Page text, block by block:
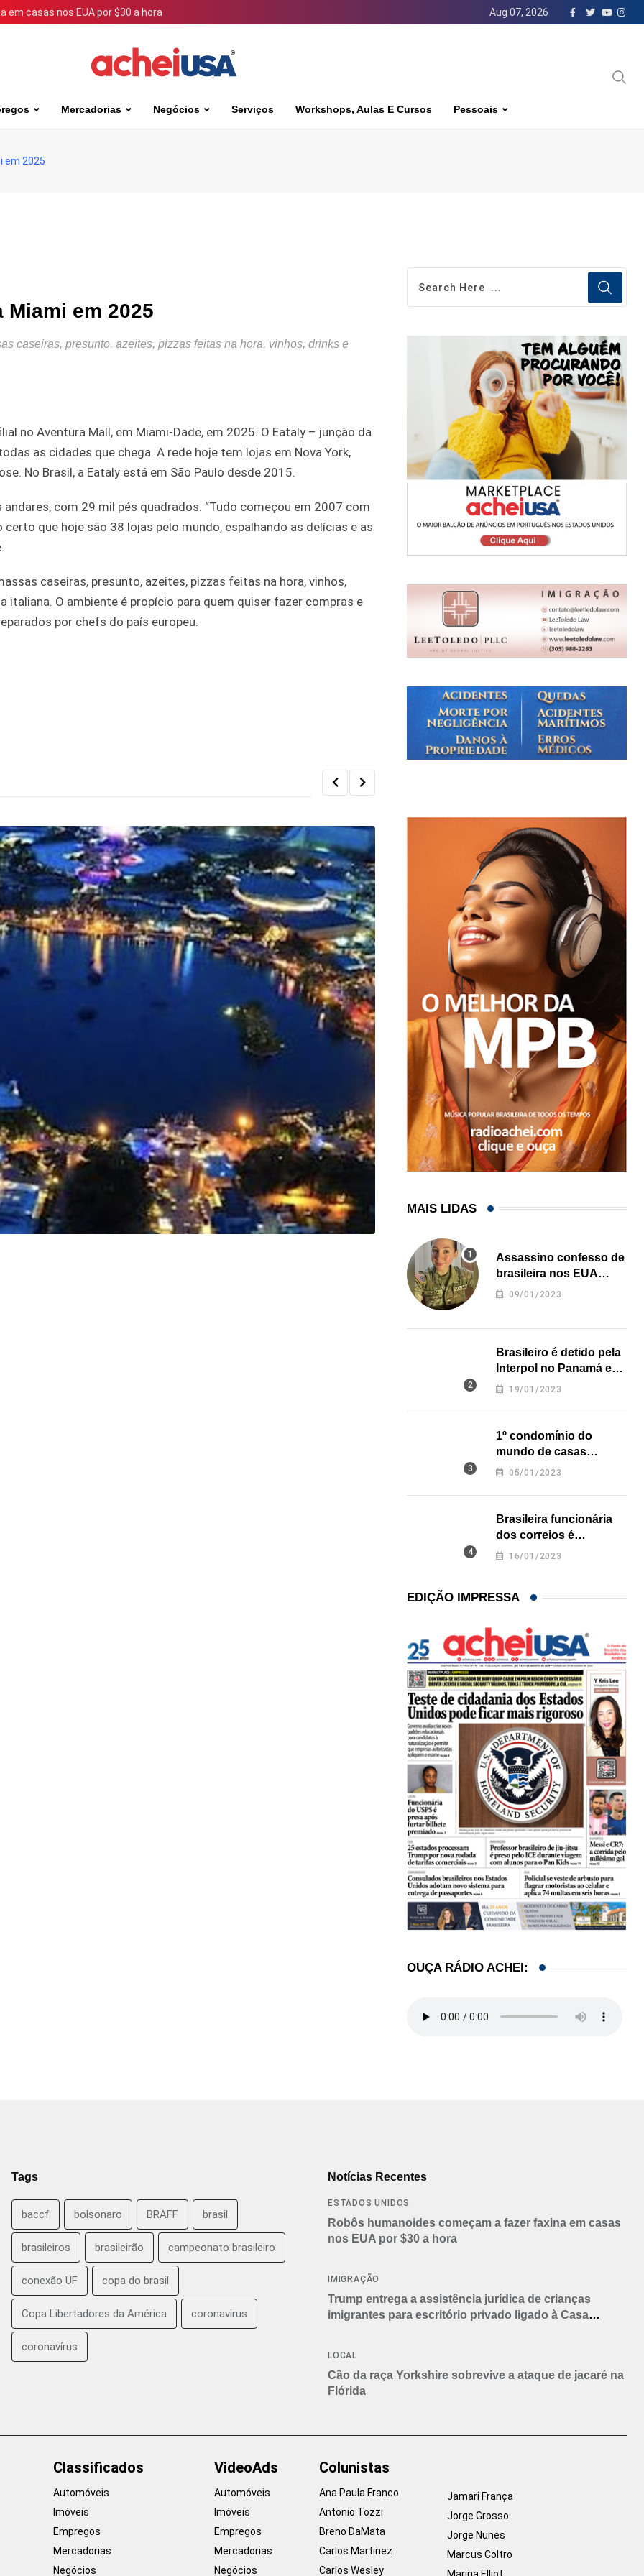
casas nos EUA por $30 a hora Aug 07, 2026
Mercadorias Negócios Serviços Workshops, Aulas E Cursos Pessoais
em 2025
em 2025
caseiras, presunto, azeites, pizzas feitas na hora, vinhos, drinks e
no Aventura Mall, em Miami-Dade, em 2025. O Eataly – junção da
as cidades que chega. A rede hoje tem lojas em Nova York,
No Brasil, a Eataly está em São Paulo desde 2015.
com 29 mil pés quadrados. “Tudo começou em 2007 com
que hoje são 38 lojas pelo mundo, espalhando as delícias e as
caseiras, presunto, azeites, pizzas feitas na hora, vinhos,
O ambiente é propício para quem quiser fazer compras e
por chefs do país europeu.
ENTRETENIMENTO ,LOCAL
Cartão da biblioteca pública de Miami dá
16/07/2026
MAIS LIDAS
Assassino confesso de
brasileira nos EUA
revela onde deixou o
09/01/2023
Brasileiro é detido pela
Interpol no Panamá e
pode pegar prisão
19/01/2023
1º condomínio do
mundo de casas
impressas em 3D é
05/01/2023
Brasileira funcionária
dos correios é
assassinada a facadas
16/01/2023
EDIÇÃO IMPRESSA
OUÇA RÁDIO ACHEI:
Tags
baccf bolsonaro BRAFF brasil
brasileiros brasileirão campeonato brasileiro
conexão UF copa do brasil
Copa Libertadores da América coronavirus
coronavírus
Notícias Recentes
ESTADOS UNIDOS
Robôs humanoides começam a fazer faxina em casas
nos EUA por $30 a hora
IMIGRAÇÃO
Trump entrega a assistência jurídica de crianças
imigrantes para escritório privado ligado à Casa
LOCAL
Cão da raça Yorkshire sobrevive a ataque de jacaré na
Flórida
Classificados
Automóveis
Imóveis
Empregos
Mercadorias
Negócios
VideoAds
Automóveis
Imóveis
Empregos
Mercadorias
Negócios
Colunistas
Ana Paula Franco
Antonio Tozzi
Breno DaMata
Carlos Martinez
Carlos Wesley
Jamari França
Jorge Grosso
Jorge Nunes
Marcus Coltro